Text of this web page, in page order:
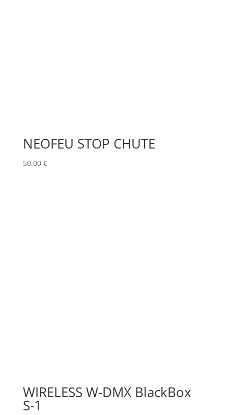
NEOFEU STOP CHUTE
50,00 €
WIRELESS W-DMX BlackBox
S-1